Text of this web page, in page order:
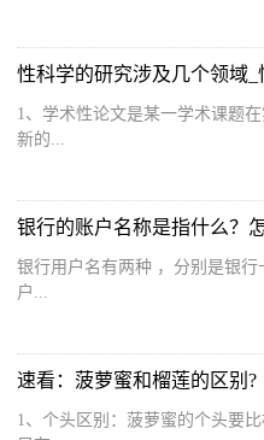
性科学的研究涉及几个领域_
1、学术性论文是某一学术课题
新的...
银行的账户名称是指什么？
银行用户名有两种 ，分别是银
户...
速看：菠萝蜜和榴莲的区别?
1、个头区别：菠萝蜜的个头要